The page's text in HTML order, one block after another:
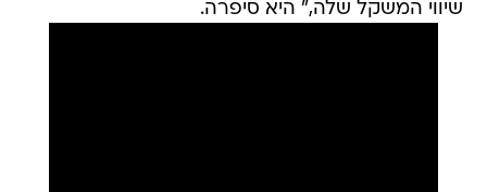
שיווי המשקל שלה," היא סיפרה.